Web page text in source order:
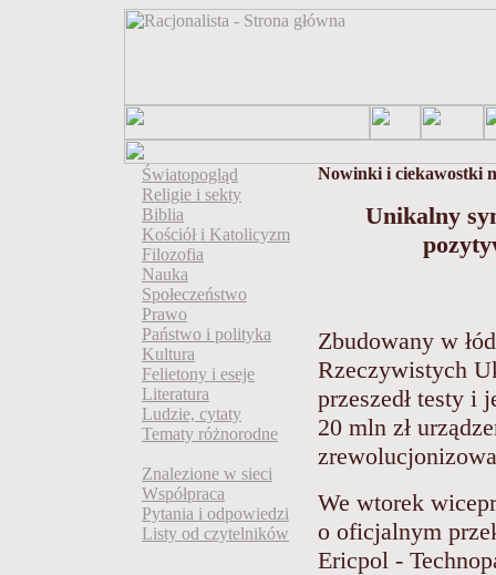
Światopogląd
Religie i sekty
Biblia
Kościół i Katolicyzm
Filozofia
Nauka
Społeczeństwo
Prawo
Państwo i polityka
Kultura
Felietony i eseje
Literatura
Ludzie, cytaty
Tematy różnorodne
Znalezione w sieci
Współpraca
Pytania i odpowiedzi
Listy od czytelników
Nowinki i ciekawostki
Unikalny
Zbudowany w
Rzeczywistych
przeszedł testy i
20 mln zł
We wtorek
o oficjalnym
Ericpol -